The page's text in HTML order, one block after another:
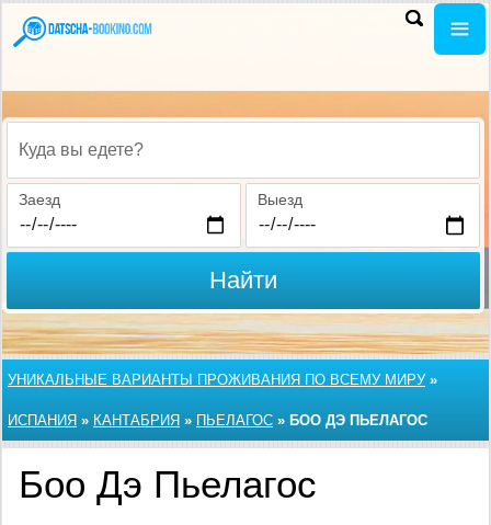
Куда вы едете?
Заезд Выезд
Найти
УНИКАЛЬНЫЕ ВАРИАНТЫ ПРОЖИВАНИЯ ПО ВСЕМУ МИРУ»
ИСПАНИЯ » КАНТАБРИЯ » ПЬЕЛАГОС » БОО ДЭ ПЬЕЛАГОС
Боо Дэ Пьелагос